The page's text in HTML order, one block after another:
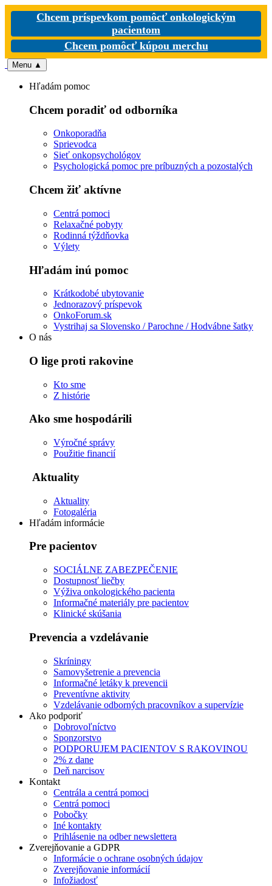
Chcem príspevkom pomôcť onkologickým
pacientom
Chcem pomôcť kúpou merchu
Menu ▲
Hľadám pomoc
Chcem poradiť od odborníka
Onkoporadňa
Sprievodca
Sieť onkopsychológov
Psychologická pomoc pre príbuzných a pozostalých
Chcem žiť aktívne
Centrá pomoci
Relaxačné pobyty
Rodinná týždňovka
Výlety
Hľadám inú pomoc
Krátkodobé ubytovanie
Jednorazový príspevok
OnkoForum.sk
Vystrihaj sa Slovensko / Parochne / Hodvábne šatky
O nás
O lige proti rakovine
Kto sme
Z histórie
Ako sme hospodárili
Výročné správy
Použitie financií
Aktuality
Aktuality
Fotogaléria
Hľadám informácie
Pre pacientov
SOCIÁLNE ZABEZPEČENIE
Dostupnosť liečby
Výživa onkologického pacienta
Informačné materiály pre pacientov
Klinické skúšania
Prevencia a vzdelávanie
Skríningy
Samovyšetrenie a prevencia
Informačné letáky k prevencii
Preventívne aktivity
Vzdelávanie odborných pracovníkov a supervízie
Ako podporiť
Dobrovoľníctvo
Sponzorstvo
PODPORUJEM PACIENTOV S RAKOVINOU
2% z dane
Deň narcisov
Kontakt
Centrála a centrá pomoci
Centrá pomoci
Pobočky
Iné kontakty
Prihlásenie na odber newslettera
Zverejňovanie a GDPR
Informácie o ochrane osobných údajov
Zverejňovanie informácií
Infožiadosť